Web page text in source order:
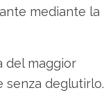
mediante la
del maggior
senza deglutirlo.